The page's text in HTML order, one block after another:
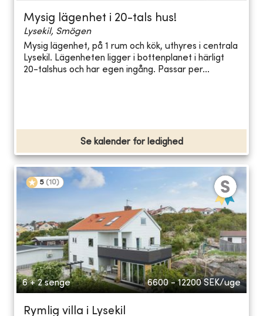
Mysig lägenhet i 20-tals hus!
Lysekil, Smögen
Mysig lägenhet, på 1 rum och kök, uthyres i centrala
Lysekil. Lägenheten ligger i bottenplanet i härligt
20-talshus och har egen ingång. Passar per...
Se kalender for ledighed
5 (10)
6 + 2 senge 6600 - 12200 SEK/uge
Rymlig villa i Lysekil